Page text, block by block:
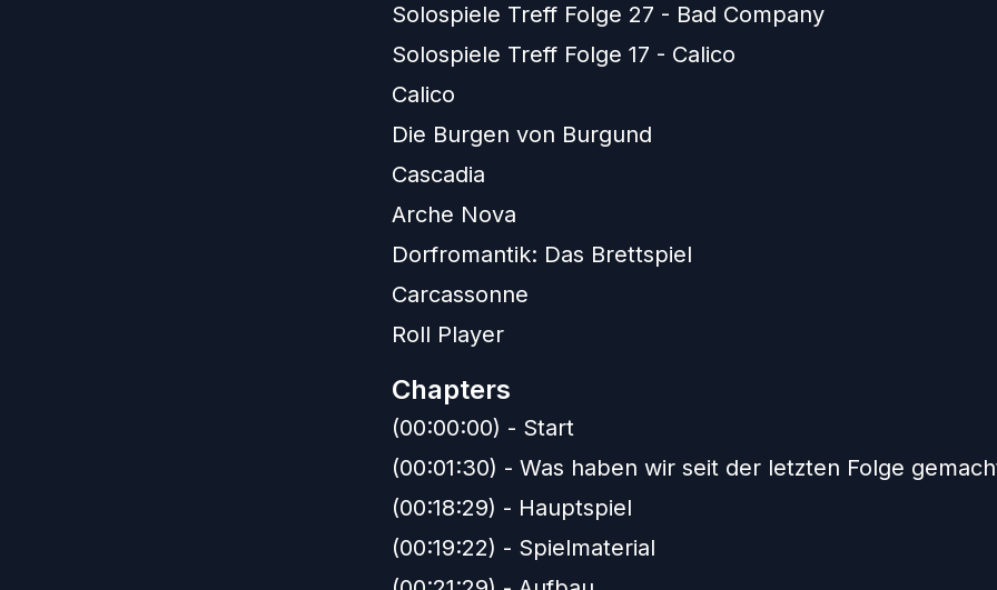
Solospiele Treff Folge 27 - Bad Company
Solospiele Treff Folge 17 - Calico
Calico
Die Burgen von Burgund
Cascadia
Arche Nova
Dorfromantik: Das Brettspiel
Carcassonne
Roll Player
Chapters
(00:00:00) - Start
(00:01:30) - Was haben wir seit der letzten Folge
(00:18:29) - Hauptspiel
(00:19:22) - Spielmaterial